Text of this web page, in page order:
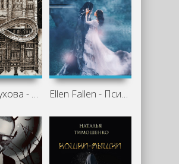
Лена Обухова - Память камня Ellen Fallen - Психея. Забвение